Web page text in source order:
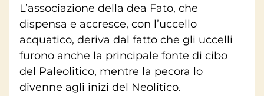
L’associazione della dea Fato, che
dispensa e accresce, con l’uccello
acquatico, deriva dal fatto che gli uccelli
furono anche la principale fonte di cibo
del Paleolitico, mentre la pecora lo
divenne agli inizi del Neolitico.